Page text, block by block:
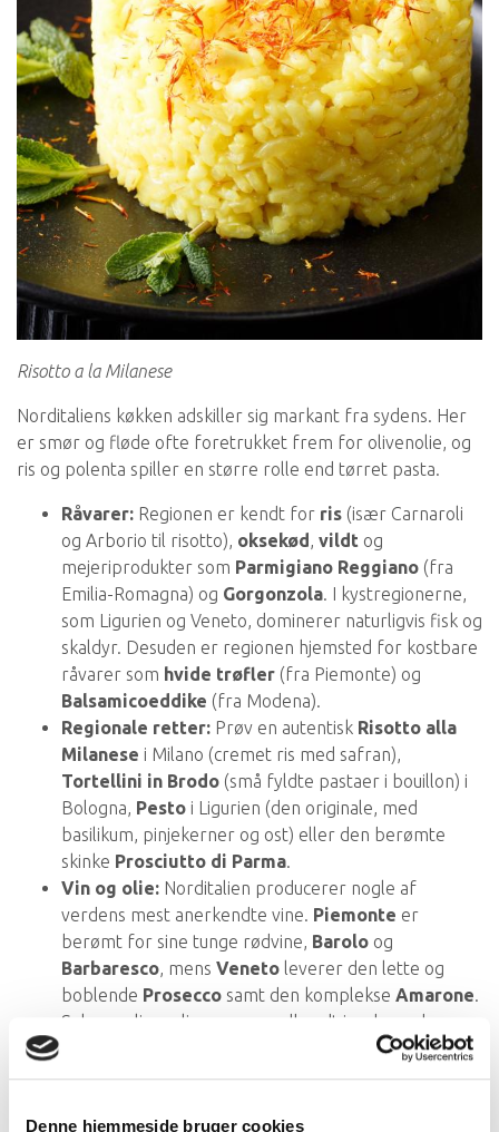
Denne hjemmeside bruger cookies
Risotto a la Milanese
Norditaliens køkken adskiller sig markant fra sydens. Her
er smør og fløde ofte foretrukket frem for olivenolie, og
ris og polenta spiller en større rolle end tørret pasta.
Råvarer: Regionen er kendt for ris (især Carnaroli
og Arborio til risotto), oksekød, vildt og
mejeriprodukter som Parmigiano Reggiano (fra
Emilia-Romagna) og Gorgonzola. I kystregionerne,
som Ligurien og Veneto, dominerer naturligvis fisk og
skaldyr. Desuden er regionen hjemsted for kostbare
råvarer som hvide trøfler (fra Piemonte) og
Balsamicoeddike (fra Modena).
Regionale retter: Prøv en autentisk Risotto alla
Milanese i Milano (cremet ris med safran),
Tortellini in Brodo (små fyldte pastaer i bouillon) i
Bologna, Pesto i Ligurien (den originale, med
basilikum, pinjekerner og ost) eller den berømte
skinke Prosciutto di Parma.
Vin og olie: Norditalien producerer nogle af
verdens mest anerkendte vine. Piemonte er
berømt for sine tunge rødvine, Barolo og
Barbaresco, mens Veneto leverer den lette og
boblende Prosecco samt den komplekse Amarone.
Selvom olivenolie er mere udbredt i syd, produceres
der fremragende, mild olie omkring Gardasøen.